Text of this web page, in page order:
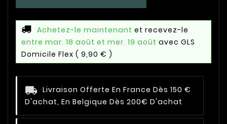
Achetez-le maintenant et recevez-le
entre mar. 18 août et mer. 19 août avec GLS
Domicile Flex ( 9,90 € )
Livraison Offerte En France Dès 150 €
D'achat, En Belgique Dès 200€ D'achat